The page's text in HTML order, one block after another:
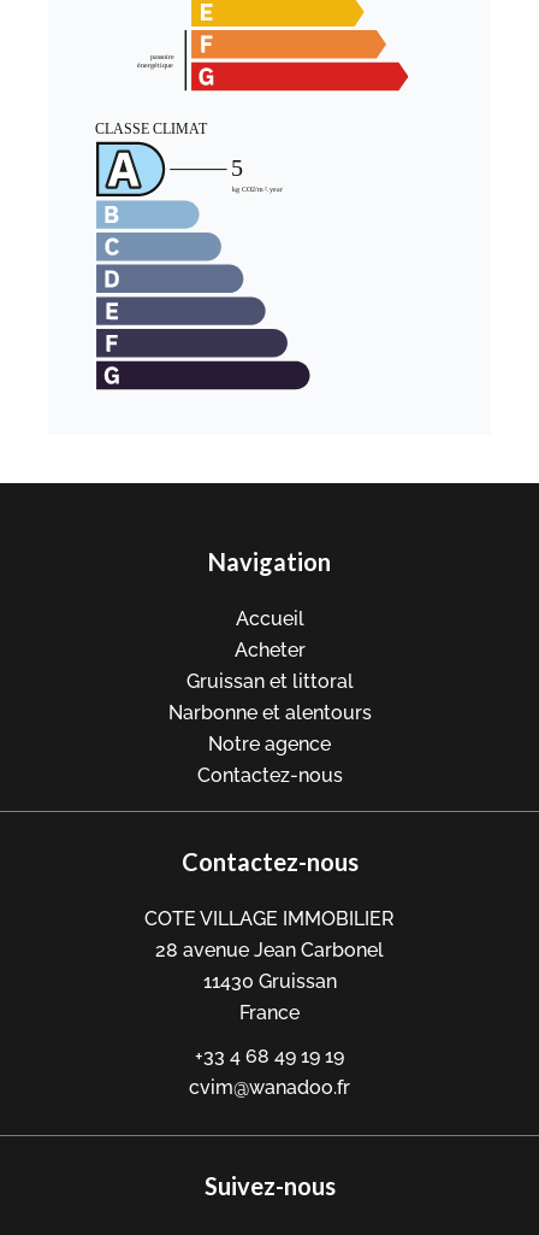
Navigation
Accueil
Acheter
Gruissan et littoral
Narbonne et alentours
Notre agence
Contactez-nous
Contactez-nous
COTE VILLAGE IMMOBILIER
28 avenue Jean Carbonel
11430 Gruissan
France
+33 4 68 49 19 19
cvim@wanadoo.fr
Suivez-nous